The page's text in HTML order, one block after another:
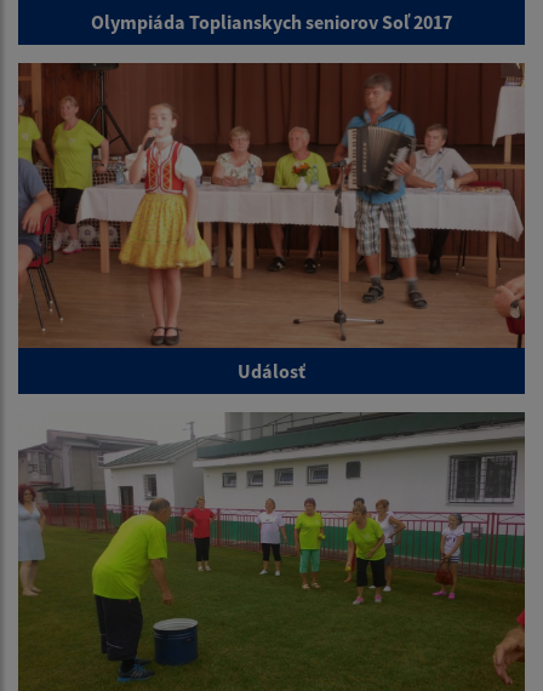
Olympiáda Toplianskych seniorov Soľ 2017
Událosť